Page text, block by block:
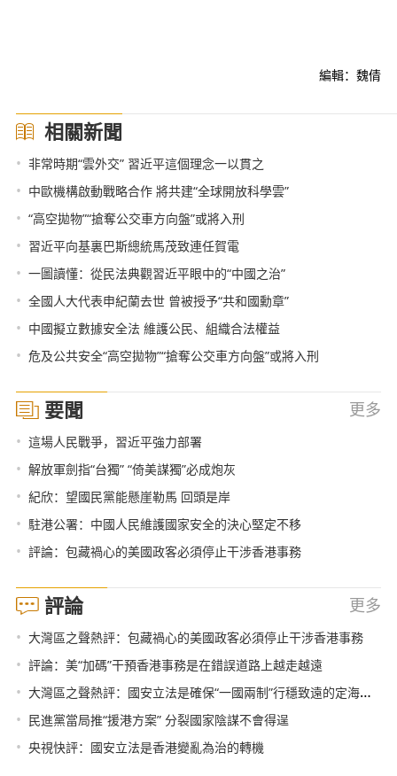
編輯：魏倩
相關新聞
• 非常時期“雲外交” 習近平這個理念一以貫之
• 中歐機構啟動戰略合作 將共建“全球開放科學雲”
• “高空拋物”“搶奪公交車方向盤”或將入刑
• 習近平向基裏巴斯總統馬茂致連任賀電
• 一圖讀懂：從民法典觀習近平眼中的“中國之治”
• 全國人大代表申紀蘭去世 曾被授予“共和國勳章”
• 中國擬立數據安全法 維護公民、組織合法權益
• 危及公共安全“高空拋物”“搶奪公交車方向盤”或將入刑
要聞 更多
• 這場人民戰爭，習近平強力部署
• 解放軍劍指“台獨” “倚美謀獨”必成炮灰
• 紀欣：望國民黨能懸崖勒馬 回頭是岸
• 駐港公署：中國人民維護國家安全的決心堅定不移
• 評論：包藏禍心的美國政客必須停止干涉香港事務
評論 更多
• 大灣區之聲熱評：包藏禍心的美國政客必須停止干涉香港事務
• 評論：美“加碼”干預香港事務是在錯誤道路上越走越遠
• 大灣區之聲熱評：國安立法是確保“一國兩制”行穩致遠的定海神針
• 民進黨當局推“援港方案” 分裂國家陰謀不會得逞
• 央視快評：國安立法是香港變亂為治的轉機